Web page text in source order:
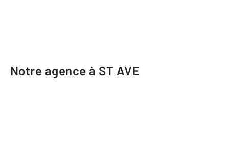
Notre agence à ST AVE